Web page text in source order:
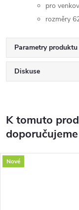
pro
rozměry
Parametry produktu
Diskuse
K tomuto
Nové